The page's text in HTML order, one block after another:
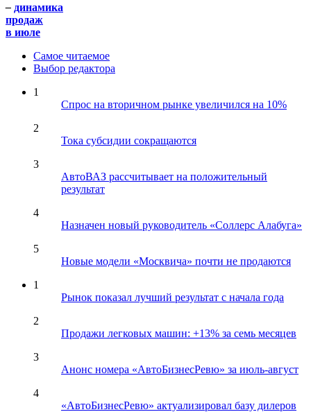
– динамика
продаж
в июле
Самое читаемое
Выбор редактора
1
Спрос на вторичном рынке увеличился на 10%
2
Тока субсидии сокращаются
3
АвтоВАЗ рассчитывает на положительный
результат
4
Назначен новый руководитель «Соллерс Алабуга»
5
Новые модели «Москвича» почти не продаются
1
Рынок показал лучший результат с начала года
2
Продажи легковых машин: +13% за семь месяцев
3
Анонс номера «АвтоБизнесРевю» за июль-август
4
«АвтоБизнесРевю» актуализировал базу дилеров